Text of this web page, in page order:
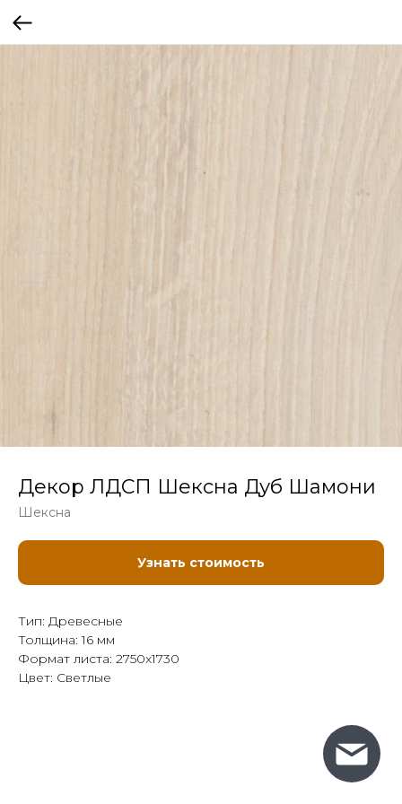
Декор ЛДСП Шексна Дуб Шамони
Шексна
Узнать стоимость
Тип: Древесные
Толщина: 16 мм
Формат листа: 2750x1730
Цвет: Светлые